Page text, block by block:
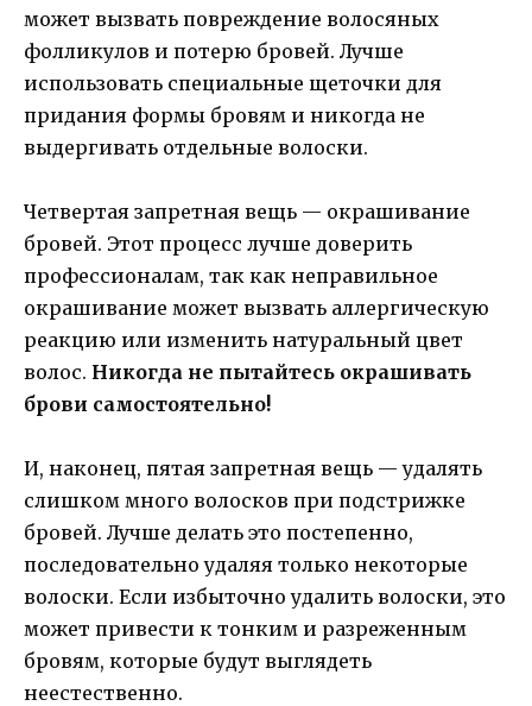
может вызвать повреждение волосяных
фолликулов и потерю бровей. Лучше
использовать специальные щеточки для
придания формы бровям и никогда не
выдергивать отдельные волоски.
Четвертая запретная вещь — окрашивание
бровей. Этот процесс лучше доверить
профессионалам, так как неправильное
окрашивание может вызвать аллергическую
реакцию или изменить натуральный цвет
волос. Никогда не пытайтесь окрашивать
брови самостоятельно!
И, наконец, пятая запретная вещь — удалять
слишком много волосков при подстрижке
бровей. Лучше делать это постепенно,
последовательно удаляя только некоторые
волоски. Если избыточно удалить волоски, это
может привести к тонким и разреженным
бровям, которые будут выглядеть
неестественно.